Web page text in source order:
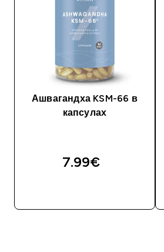
Ашвагандха KSM-66 в
капсулах
7.99€‎